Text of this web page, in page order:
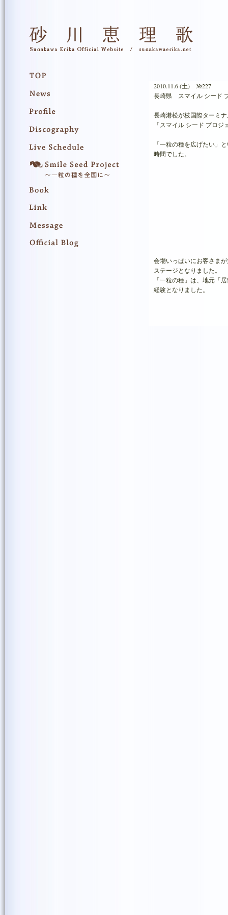
2010.11.6 (土) №227
長崎県 スマイル シード
長崎港松が枝国際ターミ
「スマイル シード プロ
「一粒の種を広げたい」
時間でした。
会場いっぱいにお客さま
ステージとなりました。
「一粒の種」は、地元「
経験となりました。